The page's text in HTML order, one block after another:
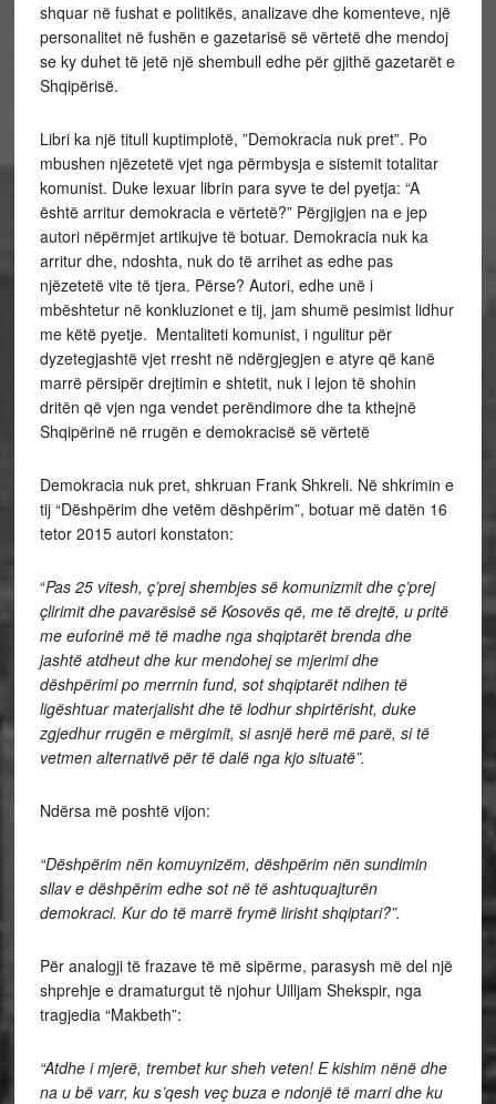
shquar në fushat e politikës, analizave dhe komenteve, një
personalitet në fushën e gazetarisë së vërtetë dhe mendoj
se ky duhet të jetë një shembull edhe për gjithë gazetarët e
Shqipërisë.
Libri ka një titull kuptimplotë, ”Demokracia nuk pret”. Po
mbushen njëzetetë vjet nga përmbysja e sistemit totalitar
komunist. Duke lexuar librin para syve te del pyetja: “A
është arritur demokracia e vërtetë?” Përgjigjen na e jep
autori nëpërmjet artikujve të botuar. Demokracia nuk ka
arritur dhe, ndoshta, nuk do të arrihet as edhe pas
njëzetetë vite të tjera. Përse? Autori, edhe unë i
mbështetur në konkluzionet e tij, jam shumë pesimist lidhur
me këtë pyetje. Mentaliteti komunist, i ngulitur për
dyzetegjashtë vjet rresht në ndërgjegjen e atyre që kanë
marrë përsipër drejtimin e shtetit, nuk i lejon të shohin
dritën që vjen nga vendet perëndimore dhe ta kthejnë
Shqipërinë në rrugën e demokracisë së vërtetë
Demokracia nuk pret, shkruan Frank Shkreli. Në shkrimin e
tij “Dëshpërim dhe vetëm dëshpërim”, botuar më datën 16
tetor 2015 autori konstaton:
“Pas 25 vitesh, ç’prej shembjes së komunizmit dhe ç’prej
çlirimit dhe pavarësisë së Kosovës që, me të drejtë, u pritë
me euforinë më të madhe nga shqiptarët brenda dhe
jashtë atdheut dhe kur mendohej se mjerimi dhe
dëshpërimi po merrnin fund, sot shqiptarët ndihen të
ligështuar materjalisht dhe të lodhur shpirtërisht, duke
zgjedhur rrugën e mërgimit, si asnjë herë më parë, si të
vetmen alternativë për të dalë nga kjo situatë”.
Ndërsa më poshtë vijon:
“Dëshpërim nën komuynizëm, dëshpërim nën sundimin
sllav e dëshpërim edhe sot në të ashtuquajturën
demokraci. Kur do të marrë frymë lirisht shqiptari?”.
Për analogji të frazave të më sipërme, parasysh më del një
shprehje e dramaturgut të njohur Uilljam Shekspir, nga
tragjedia “Makbeth”:
“Atdhe i mjerë, trembet kur sheh veten! E kishim nënë dhe
na u bë varr, ku s’qesh veç buza e ndonjë të marri dhe ku